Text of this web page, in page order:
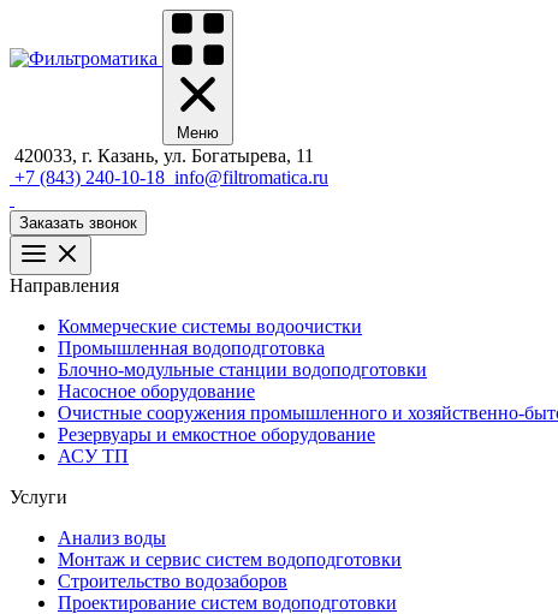
Меню
420033, г. Казань, ул. Богатырева, 11
+7 (843) 240-10-18 info@filtromatica.ru
Заказать звонок
Направления
Коммерческие системы водоочистки
Промышленная водоподготовка
Блочно-модульные станции водоподготовки
Насосное оборудование
Очистные сооружения промышленного и хозяйственно-
Резервуары и емкостное оборудование
АСУ ТП
Услуги
Анализ воды
Монтаж и сервис систем водоподготовки
Строительство водозаборов
Проектирование систем водоподготовки